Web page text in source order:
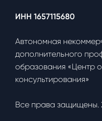
ИНН 1657115680
Автономная
дополнительного
образования «Центр
консультирования»
Все права защищены.